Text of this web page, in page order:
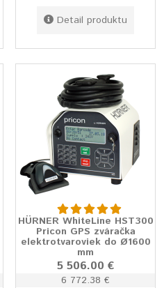
Detail produktu
HÜRNER WhiteLine HST300
Pricon GPS zváračka
elektrotvaroviek do Ø1600
mm
5 506.00 €
6 772.38 €